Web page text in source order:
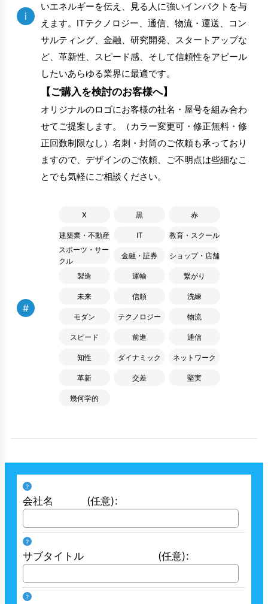
i
いエネルギーを伝え、見る人に強いインパクトを与
えます。ITテクノロジー、通信、物流・運送、コン
サルティング、金融、研究開発、スタートアップな
ど、革新性、スピード感、そして信頼性をアピール
したいあらゆる業界に最適です。
【ご購入を検討のお客様へ】
オリジナルのロゴにお客様の社名・屋号を組み合わ
せてご提案します。（カラー変更可・修正無料・修
正回数制限なし）名刺・封筒のご依頼も承っており
ますので、デザインのご依頼、ご不明点は些細なこ
とでも気軽にご相談ください。
#
X 黒 赤
建築業・不動産 IT
教育・スクール
スポーツ・サー
クル
金融・証券 ショップ・店舗
製造 運輸 繋がり
未来 信頼 洗練
モダン テクノロジー 物流
スピード 前進 通信
知性 ダイナミック ネットワーク
革新 交差 堅実
幾何学的
?
会社名 (任意):
?
サブタイトル (任意):
?